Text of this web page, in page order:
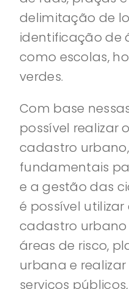
delimitação de
identificação de
como escolas,
verdes.
Com base
possível realizar
cadastro
fundamentais
e a gestão das
é possível
cadastro
áreas de risco,
urbana e
serviços